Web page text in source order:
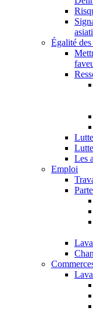
Égalité
Les
Emploi